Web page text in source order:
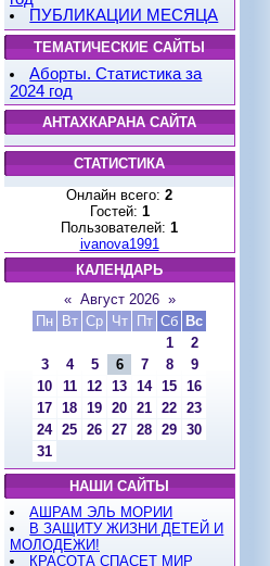
ПУБЛИКАЦИИ МЕСЯЦА
ТЕМАТИЧЕСКИЕ САЙТЫ
Аборты. Статистика за
2024 год
АНТАХКАРАНА САЙТА
СТАТИСТИКА
Онлайн всего: 2
Гостей: 1
Пользователей: 1
ivanova1991
КАЛЕНДАРЬ
« Август 2026 »
Пн
Вт Ср Чт Пт Сб Вс
1
2
3
4 5 6 7 8
9
10
11 12 13 14 15 16
17 18 19 20 21 22 23
24 25 26 27 28 29 30
31
НАШИ САЙТЫ
АШРАМ ЭЛЬ МОРИИ
В ЗАЩИТУ ЖИЗНИ ДЕТЕЙ И
МОЛОДЕЖИ!
КРАСОТА СПАСЕТ МИР